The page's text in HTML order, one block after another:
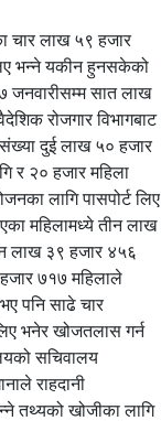
चार लाख ५९ हजार
भन्ने यकीन हुनसकेको
जनवारीसम्म सात लाख
रोजगार विभागबाट
संख्या दुई लाख ५० हजार
र २० हजार महिला
लागि पासपोर्ट लिए
महिलामध्ये तीन लाख
लाख ३९ हजार ४५६
७१७ महिलाले
पनि साढे चार
भनेर खोजतलास गर्न
सचिवालय
राहदानी
तथ्यको खोजीका लागि